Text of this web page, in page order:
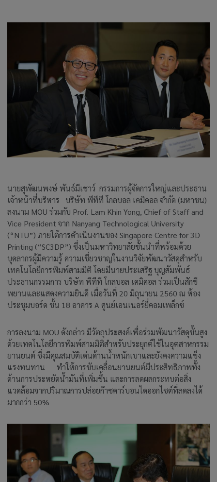
นายสุพัฒนพงษ์ พันธ์มีเชาว์ กรรมการผู้จัดการใหญ่และประธาน
เจ้าหน้าที่บริหาร บริษัท พีทีที โกลบอล เคมิคอล จำกัด (มหาชน)
ลงนาม MOU ร่วมกับ Prof. Lam Khin Yong, Chief of Staff and
Vice President จาก Nanyang Technological University
(“NTU”) ภายใต้การดำเนินงานของ Singapore Centre for 3D
Printing (“SC3DP”) ซึ่งเป็นมหาวิทยาลัยชั้นนำที่พร้อมด้วย
บุคลากรผู้มีความรู้ ความเชี่ยวชาญในงานวิจัยพัฒนาวัสดุสำหรับ
เทคโนโลยีการพิมพ์สามมิติ โดยมีนายประเสริฐ บุญสัมพันธ์
ประธานกรรมการ บริษัท พีทีที โกลบอล เคมิคอล ร่วมเป็นสักขี
พยานและแสดงความยินดี เมื่อวันที่ 20 มิถุนายน 2560 ณ ห้อง
ประชุมบอร์ด ชั้น 18 อาคาร A ศูนย์เอนเนอร์ยี่คอมเพล็กซ์
การลงนาม MOU ดังกล่าว มีวัตถุประสงค์เพื่อร่วมพัฒนาวัสดุขั้นสูง
ด้วยเทคโนโลยีการพิมพ์สามมิติสำหรับประยุกต์ใช้ในอุตสาหกรรม
ยานยนต์ ซึ่งมีคุณสมบัติเด่นด้านน้ำหนักเบาและยังคงความแข็ง
แรงทนทาน ทำให้การขับเคลื่อนยานยนต์มีประสิทธิภาพทั้ง
ด้านการประหยัดน้ำมันที่เพิ่มขึ้น และการลดผลกระทบต่อสิ่ง
แวดล้อมจากปริมาณการปล่อยก๊าซคาร์บอนไดออกไซต์ที่ลดลงได้
มากกว่า 50%